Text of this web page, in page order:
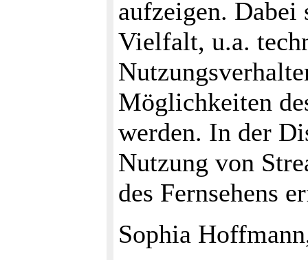
aufzeigen.
Vielfalt, u.a.
Möglichkeiten
werden. In der
Nutzung von
des Fernsehens
Sophia